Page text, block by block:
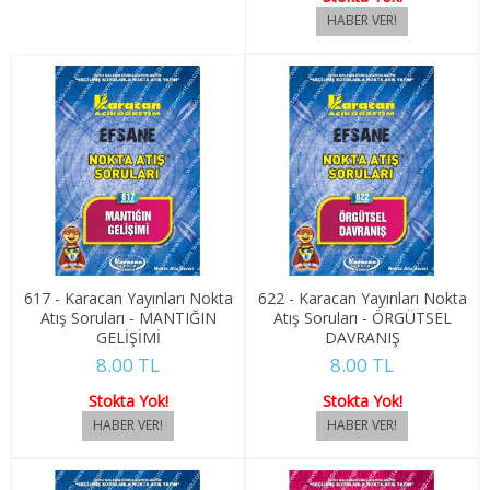
NOKTA ATIŞ SORULARI(2 YILLIK)
ADALET
1. SINIF 1. YARIYIL ADALET
1. SINIF 2. YARIYIL ADALET
2. SINIF 3. YARIYIL ADALET
2. SINIF 4. YARIYIL ADALET
AŞÇILIK
1. SINIF 1. YARIYIL AŞÇILIK
617 - Karacan Yayınları Nokta
Atış Soruları - MANTIĞIN
GELİŞİMİ
8.00 TL
Stokta Yok!
622 - Karacan Yayınları Nokta
Atış Soruları - ÖRGÜTSEL
DAVRANIŞ
8.00 TL
Stokta Yok!